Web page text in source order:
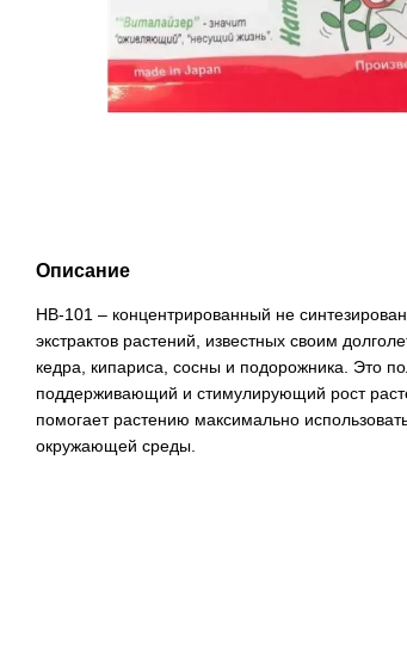
Описание
НВ-101 – концентрированный не
экстрактов растений, известных своим
кедра, кипариса, сосны и подорожника. Это
поддерживающий и стимулирующий рост
помогает растению максимально
окружающей среды.